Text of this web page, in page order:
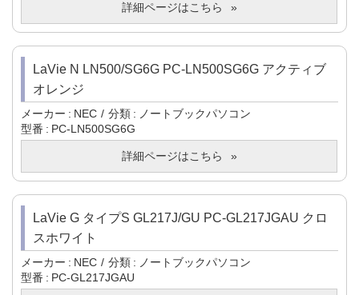
詳細ページはこちら
LaVie N LN500/SG6G PC-LN500SG6G アクティブ
オレンジ
メーカー NEC 分類
ノートブックパソコン
型番
PC-LN500SG6G
詳細ページはこちら
LaVie G タイプS GL217J/GU PC-GL217JGAU クロ
スホワイト
メーカー NEC 分類
ノートブックパソコン
型番
PC-GL217JGAU